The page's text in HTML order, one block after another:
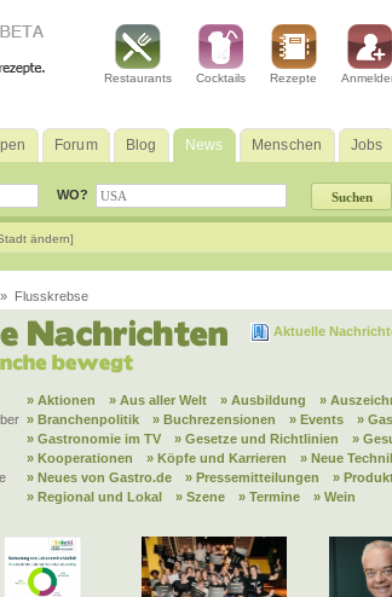
Restaurants Cocktails Rezepte
Forum Blog News Menschen Jobs
WO?
ändern]
» Flusskrebse
Aktuelle
» Aktionen » Aus aller Welt » Ausbildung »
» Branchenpolitik
» Buchrezensionen » Events »
» Gastronomie im TV
» Gesetze und Richtlinien »
» Kooperationen
» Köpfe und Karrieren » Neue
» Neues von Gastro.de
» Pressemitteilungen »
» Regional und Lokal
» Szene » Termine » Wein